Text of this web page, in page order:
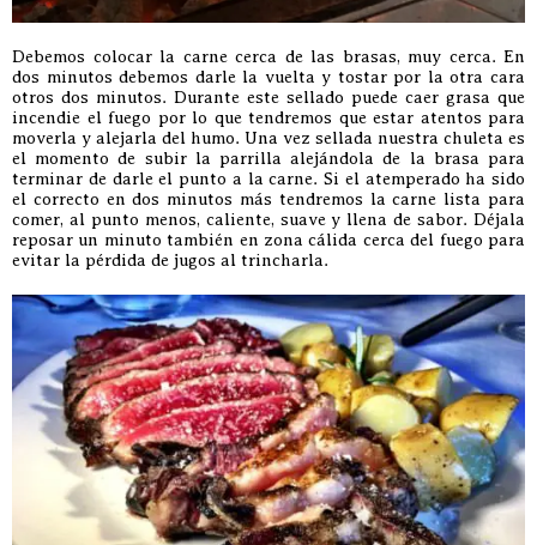
Debemos colocar la carne cerca de las brasas, muy cerca. En
dos minutos debemos darle la vuelta y tostar por la otra cara
otros dos minutos. Durante este sellado puede caer grasa que
incendie el fuego por lo que tendremos que estar atentos para
moverla y alejarla del humo. Una vez sellada nuestra chuleta es
el momento de subir la parrilla alejándola de la brasa para
terminar de darle el punto a la carne. Si el atemperado ha sido
el correcto en dos minutos más tendremos la carne lista para
comer, al punto menos, caliente, suave y llena de sabor. Déjala
reposar un minuto también en zona cálida cerca del fuego para
evitar la pérdida de jugos al trincharla.